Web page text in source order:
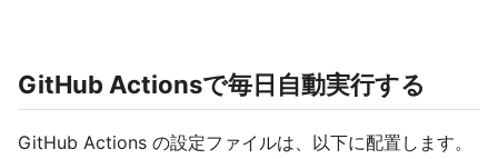
GitHub Actionsで毎日自動実行する
GitHub Actions の設定ファイルは、以下に配置します。